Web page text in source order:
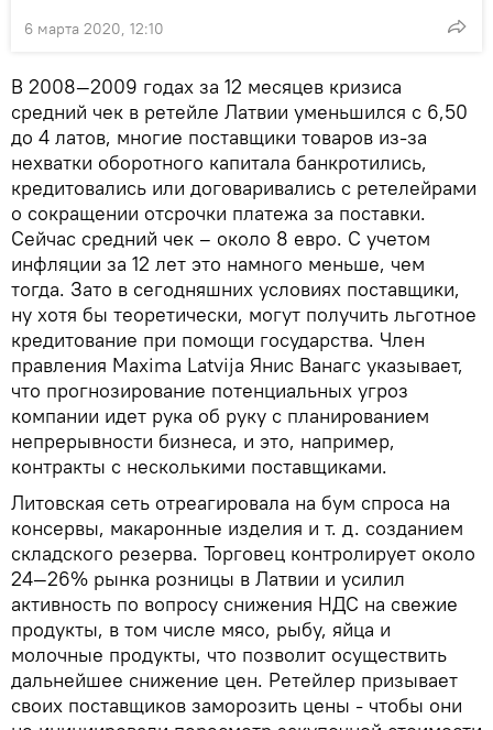
6 марта 2020, 12:10
В 2008—2009 годах за 12 месяцев кризиса
средний чек в ретейле Латвии уменьшился с 6,50
до 4 латов, многие поставщики товаров из-за
нехватки оборотного капитала банкротились,
кредитовались или договаривались с ретелейрами
о сокращении отсрочки платежа за поставки.
Сейчас средний чек – около 8 евро. С учетом
инфляции за 12 лет это намного меньше, чем
тогда. Зато в сегодняшних условиях поставщики,
ну хотя бы теоретически, могут получить льготное
кредитование при помощи государства. Член
правления Maxima Latvija Янис Ванагс указывает,
что прогнозирование потенциальных угроз
компании идет рука об руку с планированием
непрерывности бизнеса, и это, например,
контракты с несколькими поставщиками.
Литовская сеть отреагировала на бум спроса на
консервы, макаронные изделия и т. д. созданием
складского резерва. Торговец контролирует около
24—26% рынка розницы в Латвии и усилил
активность по вопросу снижения НДС на свежие
продукты, в том числе мясо, рыбу, яйца и
молочные продукты, что позволит осуществить
дальнейшее снижение цен. Ретейлер призывает
своих поставщиков заморозить цены - чтобы они